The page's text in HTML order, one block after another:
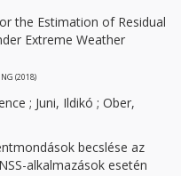
the Estimation of Residual
Extreme Weather
(2018)
; Juni, Ildikó ; Ober,
becslése az
alkalmazások esetén